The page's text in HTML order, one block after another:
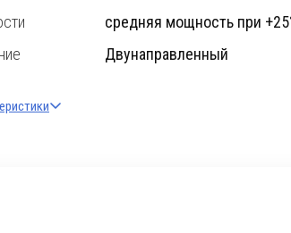
cредняя мощность при
Двунаправленный